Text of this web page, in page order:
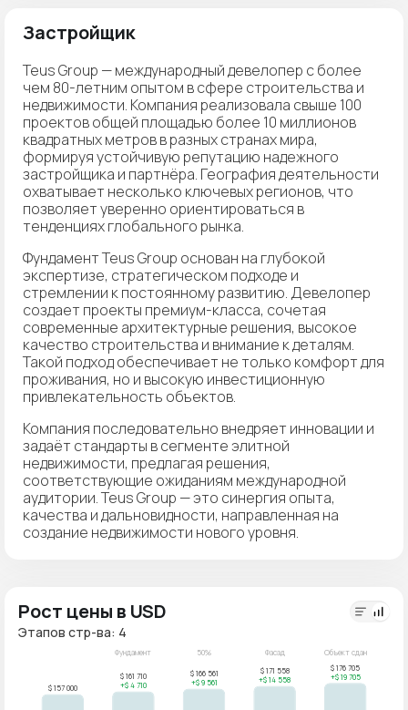
Застройщик
Teus Group — международный девелопер с более
чем 80-летним опытом в сфере строительства и
недвижимости. Компания реализовала свыше 100
проектов общей площадью более 10 миллионов
квадратных метров в разных странах мира,
формируя устойчивую репутацию надежного
застройщика и партнёра. География деятельности
охватывает несколько ключевых регионов, что
позволяет уверенно ориентироваться в
тенденциях глобального рынка.
Фундамент Teus Group основан на глубокой
экспертизе, стратегическом подходе и
стремлении к постоянному развитию. Девелопер
создает проекты премиум-класса, сочетая
современные архитектурные решения, высокое
качество строительства и внимание к деталям.
Такой подход обеспечивает не только комфорт для
проживания, но и высокую инвестиционную
привлекательность объектов.
Компания последовательно внедряет инновации и
задаёт стандарты в сегменте элитной
недвижимости, предлагая решения,
соответствующие ожиданиям международной
аудитории. Teus Group — это синергия опыта,
качества и дальновидности, направленная на
создание недвижимости нового уровня.
Рост цены в USD
Этапов стр-ва: 4